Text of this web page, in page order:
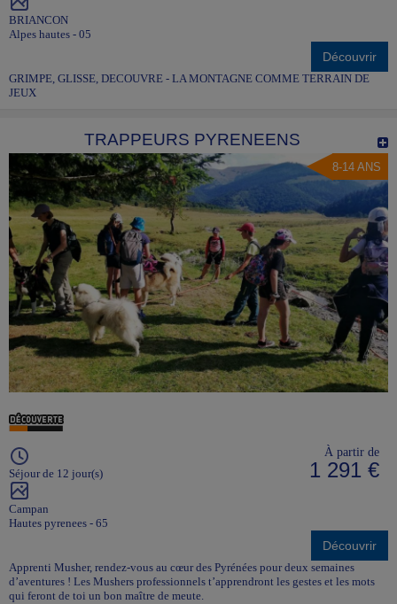
BRIANCON
Alpes hautes - 05
Découvrir
GRIMPE, GLISSE, DECOUVRE - LA MONTAGNE COMME TERRAIN DE
JEUX
TRAPPEURS PYRENEENS
8-14 ANS
Séjour de 12 jour(s)
Campan
Hautes pyrenees - 65
À partir de
1 291 €
Découvrir
Apprenti Musher, rendez-vous au cœur des Pyrénées pour deux semaines
d’aventures ! Les Mushers professionnels t’apprendront les gestes et les mots
qui feront de toi un bon maître de meute.